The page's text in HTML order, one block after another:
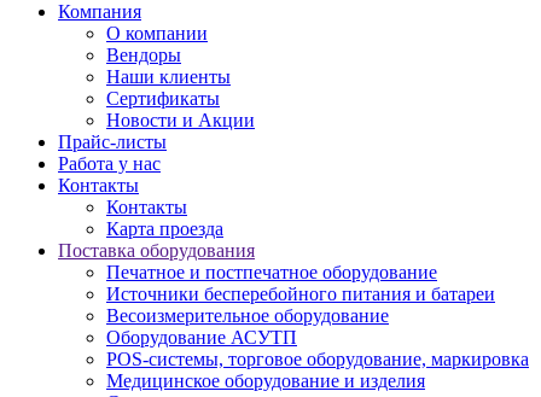
Компания
О компании
Вендоры
Наши клиенты
Сертификаты
Новости и Акции
Прайс-листы
Работа у нас
Контакты
Контакты
Карта проезда
Поставка оборудования
Печатное и постпечатное оборудование
Источники бесперебойного питания и батареи
Весоизмерительное оборудование
Оборудование АСУТП
POS-системы, торговое оборудование, маркировка
Медицинское оборудование и изделия